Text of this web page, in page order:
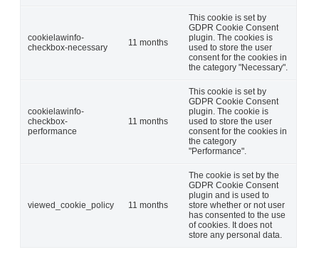
cookielawinfo-
checkbox-necessary
11 months
This cookie is set by
GDPR Cookie Consent
plugin. The cookies is
used to store the user
consent for the cookies in
the category "Necessary".
cookielawinfo-
checkbox-
performance
11 months
This cookie is set by
GDPR Cookie Consent
plugin. The cookie is
used to store the user
consent for the cookies in
the category
"Performance".
viewed_cookie_policy 11 months
The cookie is set by the
GDPR Cookie Consent
plugin and is used to
store whether or not user
has consented to the use
of cookies. It does not
store any personal data.